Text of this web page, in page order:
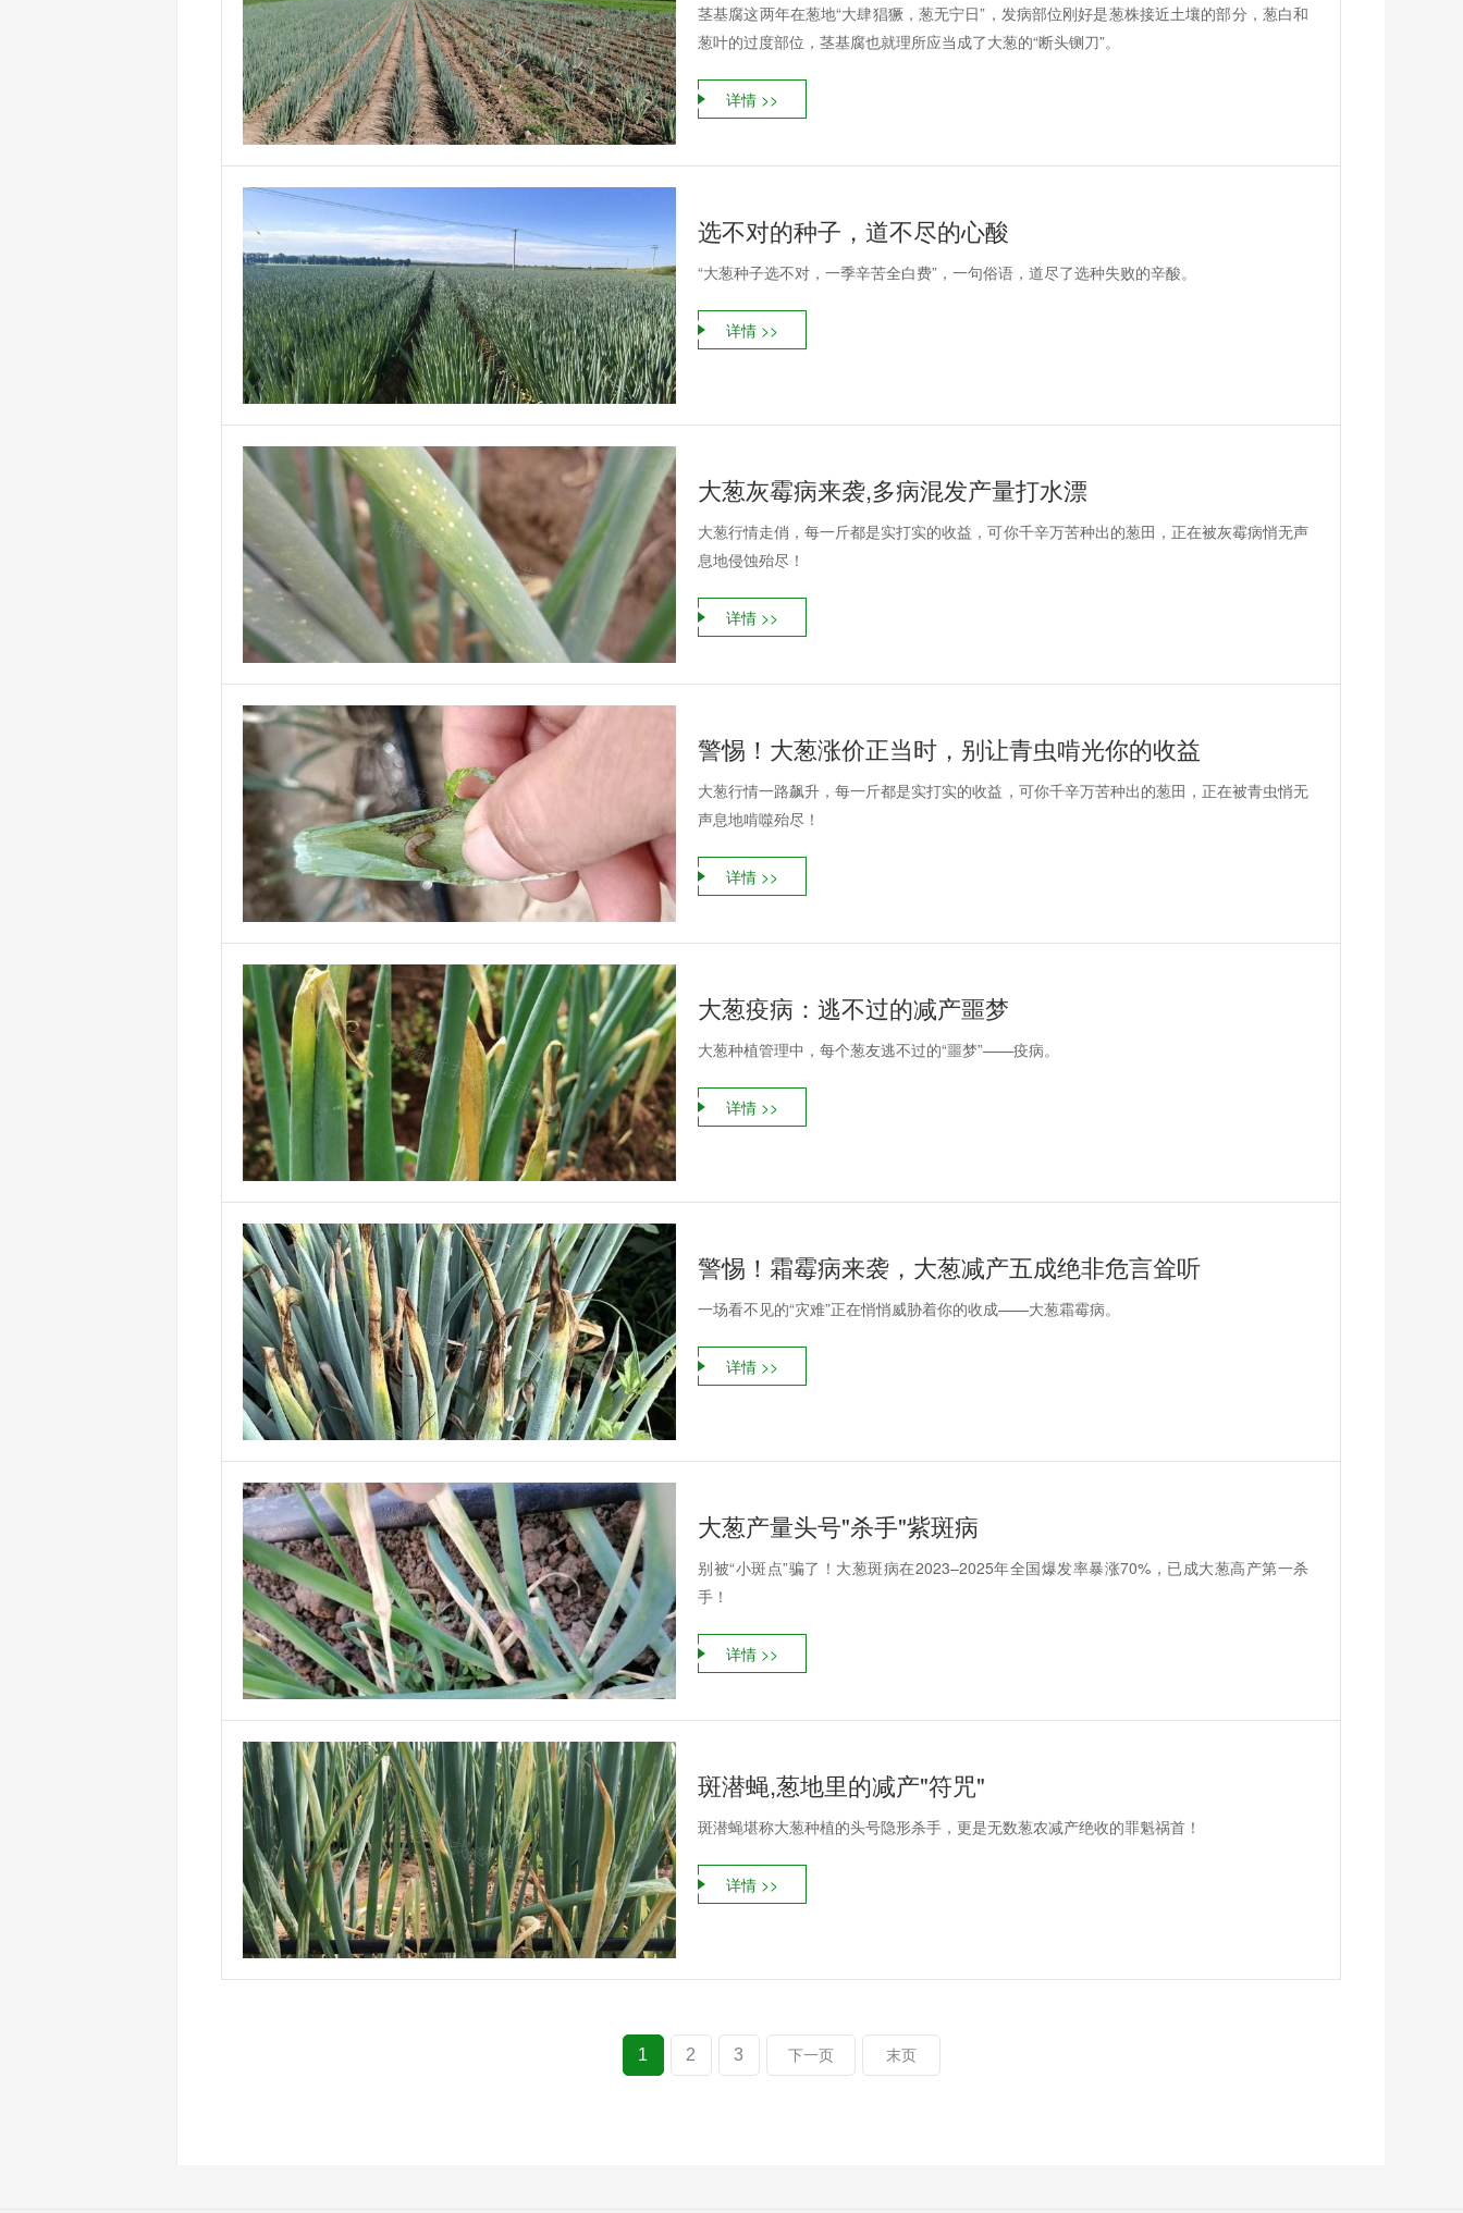
茎基腐这两年在葱地“大肆猖獗，葱无宁日”，发病部位刚好是葱株接近土壤的部分，葱白和
葱叶的过度部位，茎基腐也就理所应当成了大葱的“断头铡刀”。
详情 >>
选不对的种子，道不尽的心酸
“大葱种子选不对，一季辛苦全白费”，一句俗语，道尽了选种失败的辛酸。
详情 >>
大葱灰霉病来袭,多病混发产量打水漂
大葱行情走俏，每一斤都是实打实的收益，可你千辛万苦种出的葱田，正在被灰霉病悄无声
息地侵蚀殆尽！
详情 >>
警惕！大葱涨价正当时，别让青虫啃光你的收益
大葱行情一路飙升，每一斤都是实打实的收益，可你千辛万苦种出的葱田，正在被青虫悄无
声息地啃噬殆尽！
详情 >>
大葱疫病：逃不过的减产噩梦
大葱种植管理中，每个葱友逃不过的“噩梦”——疫病。
详情 >>
警惕！霜霉病来袭，大葱减产五成绝非危言耸听
一场看不见的“灾难”正在悄悄威胁着你的收成——大葱霜霉病。
详情 >>
大葱产量头号"杀手"紫斑病
别被“小斑点”骗了！大葱斑病在2023–2025年全国爆发率暴涨70%，已成大葱高产第一杀
手！
详情 >>
斑潜蝇,葱地里的减产"符咒"
斑潜蝇堪称大葱种植的头号隐形杀手，更是无数葱农减产绝收的罪魁祸首！
详情 >>
1 2 3 下一页 末页